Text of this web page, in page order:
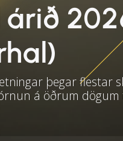
þegar flestar
á öðrum